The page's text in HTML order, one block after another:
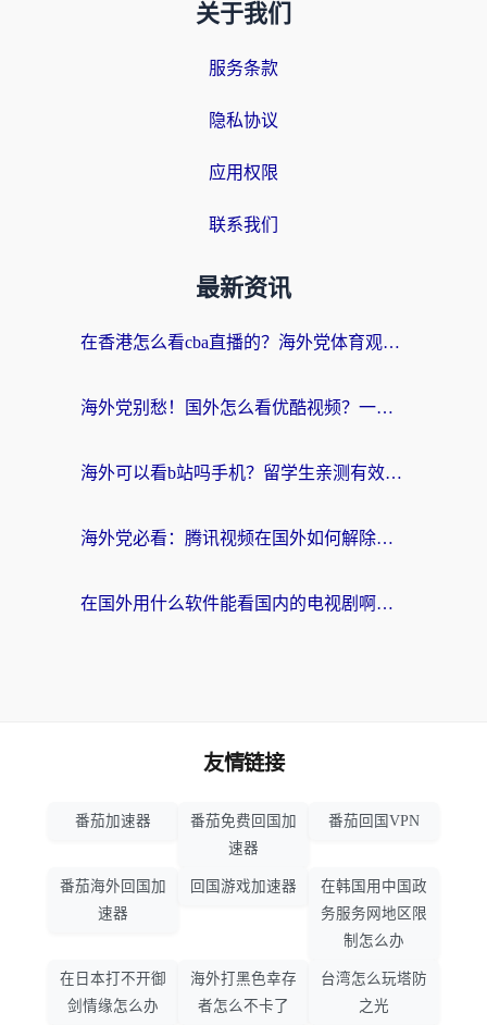
关于我们
服务条款
隐私协议
应用权限
联系我们
最新资讯
在香港怎么看cba直播的？海外党体育观赛终极指南：告别版权限制，畅享中文解说
海外党别愁！国外怎么看优酷视频？一招解决追剧、看直播难题
海外可以看b站吗手机？留学生亲测有效的回国加速指南
海外党必看：腾讯视频在国外如何解除地域限制？附优酷咪咕使用指南
在国外用什么软件能看国内的电视剧啊？留学生亲测有效的回国加速方案
友情链接
番茄加速器
番茄免费回国加
速器
番茄回国VPN
番茄海外回国加
速器
回国游戏加速器
在韩国用中国政
务服务网地区限
制怎么办
在日本打不开御
剑情缘怎么办
海外打黑色幸存
者怎么不卡了
台湾怎么玩塔防
之光